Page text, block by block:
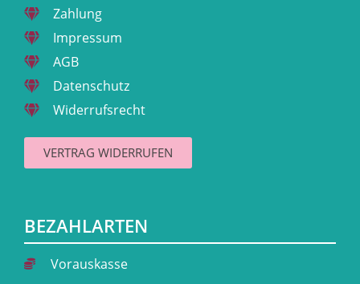
Zahlung
Impressum
AGB
Datenschutz
Widerrufsrecht
VERTRAG WIDERRUFEN
BEZAHLARTEN
Vorauskasse